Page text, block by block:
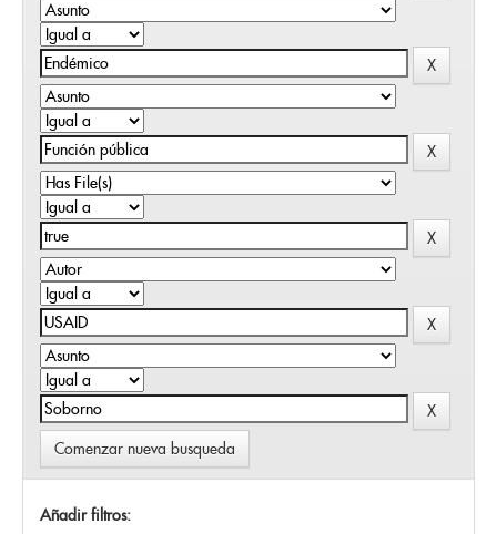
Comenzar nueva busqueda
Añadir filtros: